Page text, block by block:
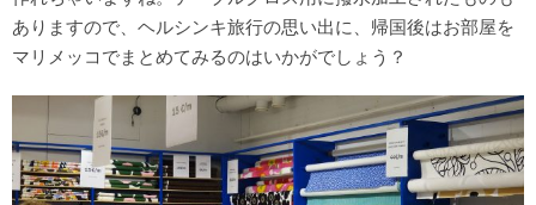
ありますので、ヘルシンキ旅行の思い出に、帰国後はお部屋を
マリメッコでまとめてみるのはいかがでしょう？